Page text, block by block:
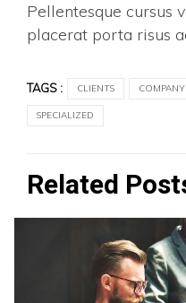
Pellentesque cursus
placerat porta risus
TAGS : CLIENTS COMPANY
SPECIALIZED
Related